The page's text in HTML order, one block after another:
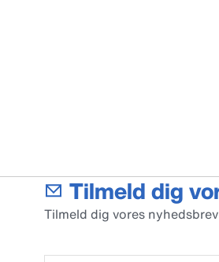
Tilmeld dig
Tilmeld dig vores